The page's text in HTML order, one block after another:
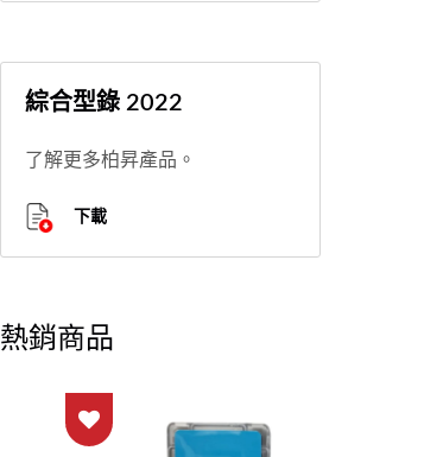
綜合型錄 2022
了解更多柏昇產品。
下載
熱銷商品